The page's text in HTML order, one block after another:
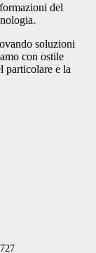
del
soluzioni
con ostile
particolare e la